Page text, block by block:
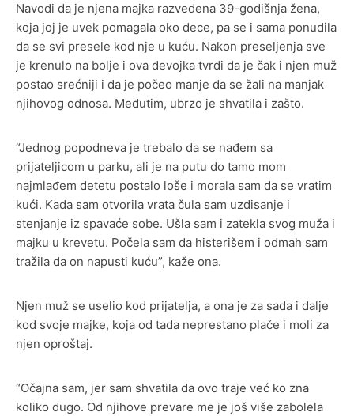
Navodi da je njena majka razvedena 39-godišnja žena,
koja joj je uvek pomagala oko dece, pa se i sama ponudila
da se svi presele kod nje u kuću. Nakon preseljenja sve
je krenulo na bolje i ova devojka tvrdi da je čak i njen muž
postao srećniji i da je počeo manje da se žali na manjak
njihovog odnosa. Međutim, ubrzo je shvatila i zašto.
“Jednog popodneva je trebalo da se nađem sa
prijateljicom u parku, ali je na putu do tamo mom
najmlađem detetu postalo loše i morala sam da se vratim
kući. Kada sam otvorila vrata čula sam uzdisanje i
stenjanje iz spavaće sobe. Ušla sam i zatekla svog muža i
majku u krevetu. Počela sam da histerišem i odmah sam
tražila da on napusti kuću”, kaže ona.
Njen muž se uselio kod prijatelja, a ona je za sada i dalje
kod svoje majke, koja od tada neprestano plače i moli za
njen oproštaj.
“Očajna sam, jer sam shvatila da ovo traje već ko zna
koliko dugo. Od njihove prevare me je još više zabolela